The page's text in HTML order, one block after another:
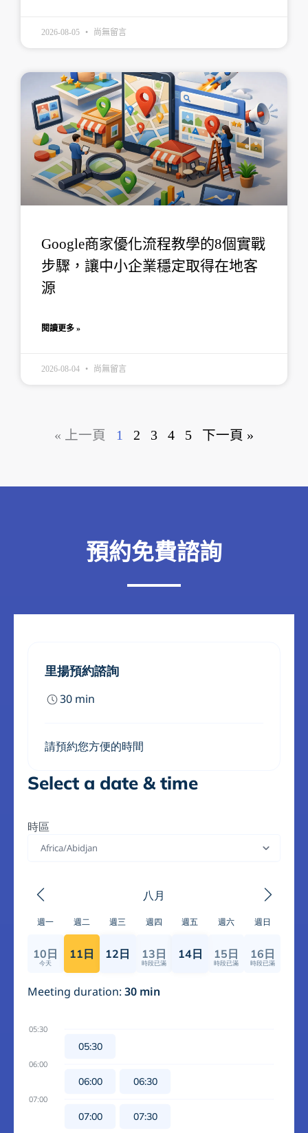
2026-08-05 尚無留言
Google商家優化流程教學的8個實戰
步驟，讓中小企業穩定取得在地客
源
閱讀更多 »
2026-08-04 尚無留言
« 上一頁 1 2 3 4 5 下一頁 »
預約免費諮詢